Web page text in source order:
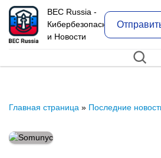
BEC Russia -
Кибербезопасность
и Новости
Главная страница » Последние